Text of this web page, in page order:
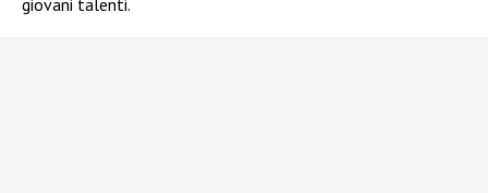
giovani talenti.